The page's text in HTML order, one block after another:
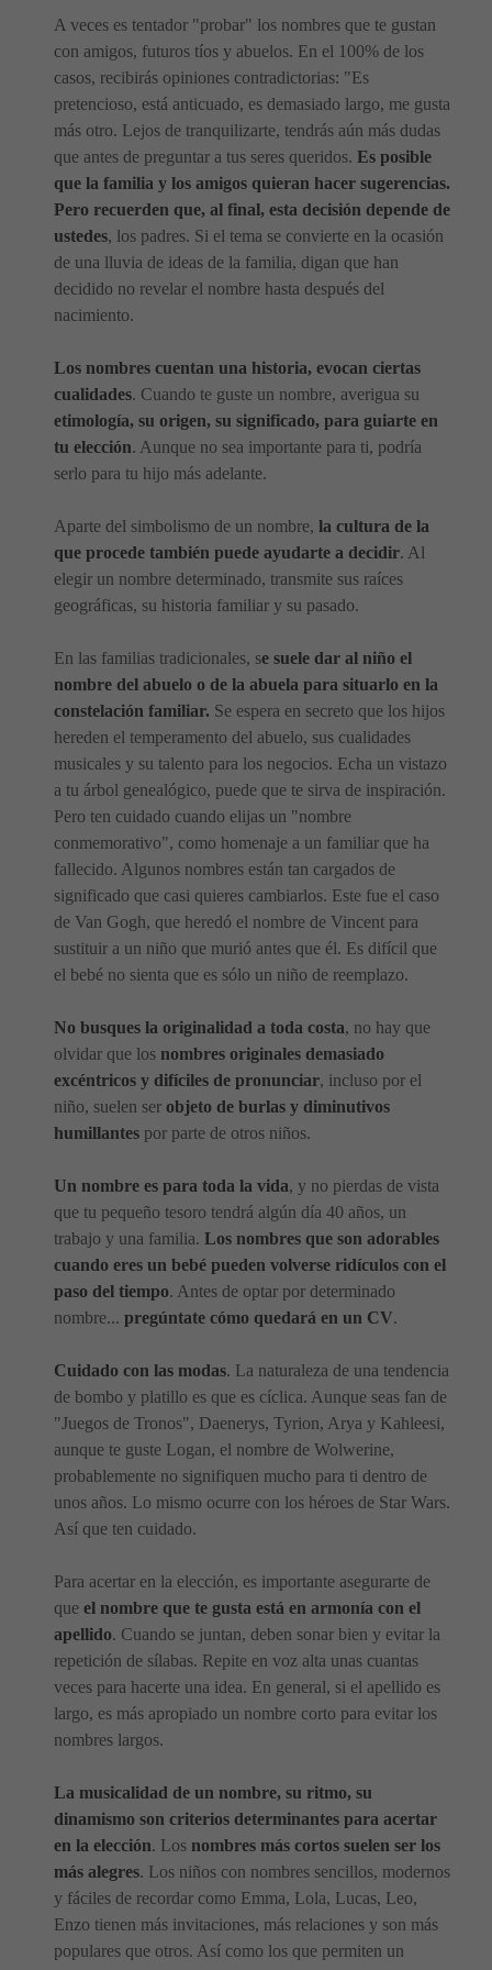
A veces es tentador "probar" los nombres que te gustan
con amigos, futuros tíos y abuelos. En el 100% de los
casos, recibirás opiniones contradictorias: "Es
pretencioso, está anticuado, es demasiado largo, me gusta
más otro. Lejos de tranquilizarte, tendrás aún más dudas
que antes de preguntar a tus seres queridos. Es posible
que la familia y los amigos quieran hacer sugerencias.
Pero recuerden que, al final, esta decisión depende de
ustedes, los padres. Si el tema se convierte en la ocasión
de una lluvia de ideas de la familia, digan que han
decidido no revelar el nombre hasta después del
nacimiento.
Los nombres cuentan una historia, evocan ciertas
cualidades. Cuando te guste un nombre, averigua su
etimología, su origen, su significado, para guiarte en
tu elección. Aunque no sea importante para ti, podría
serlo para tu hijo más adelante.
Aparte del simbolismo de un nombre, la cultura de la
que procede también puede ayudarte a decidir. Al
elegir un nombre determinado, transmite sus raíces
geográficas, su historia familiar y su pasado.
En las familias tradicionales, se suele dar al niño el
nombre del abuelo o de la abuela para situarlo en la
constelación familiar. Se espera en secreto que los hijos
hereden el temperamento del abuelo, sus cualidades
musicales y su talento para los negocios. Echa un vistazo
a tu árbol genealógico, puede que te sirva de inspiración.
Pero ten cuidado cuando elijas un "nombre
conmemorativo", como homenaje a un familiar que ha
fallecido. Algunos nombres están tan cargados de
significado que casi quieres cambiarlos. Este fue el caso
de Van Gogh, que heredó el nombre de Vincent para
sustituir a un niño que murió antes que él. Es difícil que
el bebé no sienta que es sólo un niño de reemplazo.
No busques la originalidad a toda costa, no hay que
olvidar que los nombres originales demasiado
excéntricos y difíciles de pronunciar, incluso por el
niño, suelen ser objeto de burlas y diminutivos
humillantes por parte de otros niños.
Un nombre es para toda la vida, y no pierdas de vista
que tu pequeño tesoro tendrá algún día 40 años, un
trabajo y una familia. Los nombres que son adorables
cuando eres un bebé pueden volverse ridículos con el
paso del tiempo. Antes de optar por determinado
nombre... pregúntate cómo quedará en un CV.
Cuidado con las modas. La naturaleza de una tendencia
de bombo y platillo es que es cíclica. Aunque seas fan de
"Juegos de Tronos", Daenerys, Tyrion, Arya y Kahleesi,
aunque te guste Logan, el nombre de Wolwerine,
probablemente no signifiquen mucho para ti dentro de
unos años. Lo mismo ocurre con los héroes de Star Wars.
Así que ten cuidado.
Para acertar en la elección, es importante asegurarte de
que el nombre que te gusta está en armonía con el
apellido. Cuando se juntan, deben sonar bien y evitar la
repetición de sílabas. Repite en voz alta unas cuantas
veces para hacerte una idea. En general, si el apellido es
largo, es más apropiado un nombre corto para evitar los
nombres largos.
La musicalidad de un nombre, su ritmo, su
dinamismo son criterios determinantes para acertar
en la elección. Los nombres más cortos suelen ser los
más alegres. Los niños con nombres sencillos, modernos
y fáciles de recordar como Emma, Lola, Lucas, Leo,
Enzo tienen más invitaciones, más relaciones y son más
populares que otros. Así como los que permiten un